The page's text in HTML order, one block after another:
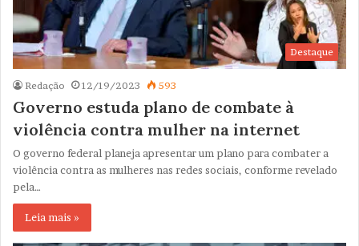
Destaque
Redação 12/19/2023 593
Governo estuda plano de combate à
violência contra mulher na internet
O governo federal planeja apresentar um plano para combater a
violência contra as mulheres nas redes sociais, conforme revelado
pela…
Leia mais »